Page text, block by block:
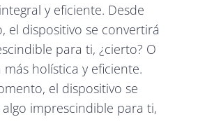
y eficiente. Desde
el dispositivo se convertirá
para ti, ¿cierto? O
holística y eficiente.
el dispositivo se
imprescindible para ti,